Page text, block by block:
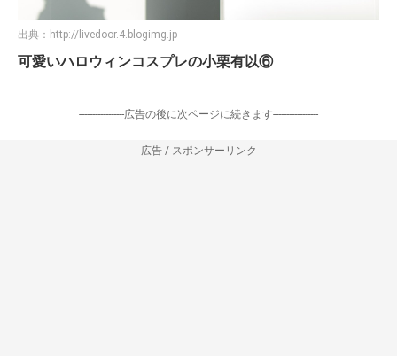
出典： http://livedoor.4.blogimg.jp
可愛いハロウィンコスプレの小栗有以⑥
-----------------広告の後に次ページに続きます-----------------
広告 / スポンサーリンク